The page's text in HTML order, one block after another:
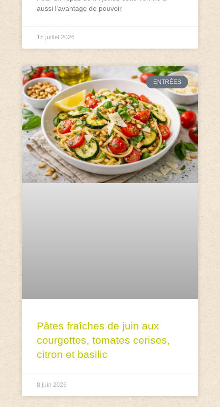
aussi l’avantage de pouvoir
15 juillet 2026
ENTRÉES
Pâtes fraîches de juin aux
courgettes, tomates cerises,
citron et basilic
8 juin 2026